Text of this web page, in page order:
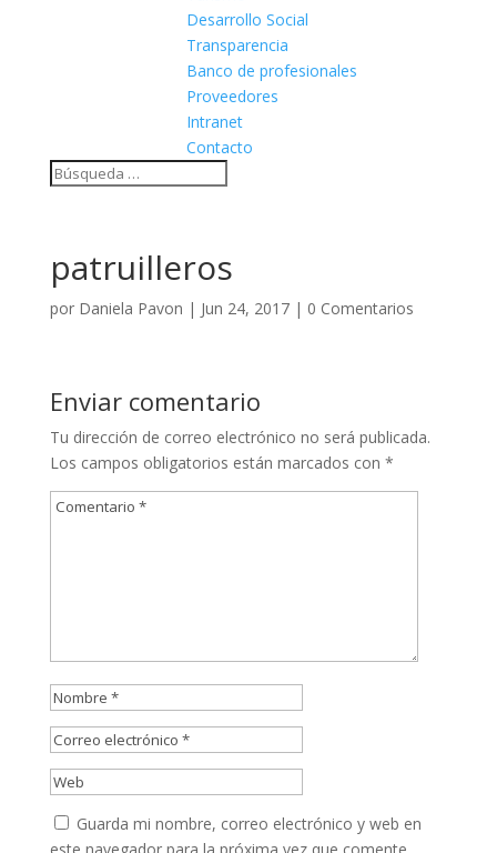
Desarrollo Social
Transparencia
Banco de profesionales
Proveedores
Intranet
Contacto
patruilleros
por Daniela Pavon | Jun 24, 2017| 0 Comentarios
Enviar comentario
Tu dirección de correo electrónico no será publicada.
Los campos obligatorios están marcados con *
Guarda mi nombre, correo electrónico y web en